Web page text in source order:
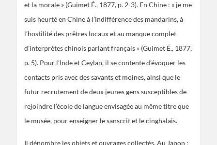
et la morale » (Guimet É., 1877, p. 2-3). En Chine : « je me
suis heurté en Chine à l’indifférence des mandarins, à
l’hostilité des prêtres locaux et au manque complet
d’interprètes chinois parlant français » (Guimet É., 1877,
p. 5). Pour l’Inde et Ceylan, il se contente d’évoquer les
contacts pris avec des savants et moines, ainsi que le
futur recrutement de deux jeunes gens susceptibles de
rejoindre l’école de langue envisagée au même titre que
le musée, pour enseigner le sanscrit et le cinghalais.
Il dénombre les objets et ouvrages collectés. Au Japon :